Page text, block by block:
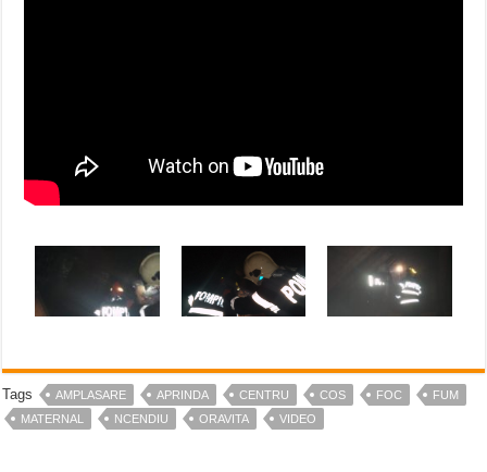
Tags AMPLASARE APRINDA CENTRU COS FOC
FUM
MATERNAL
NCENDIU ORAVITA VIDEO